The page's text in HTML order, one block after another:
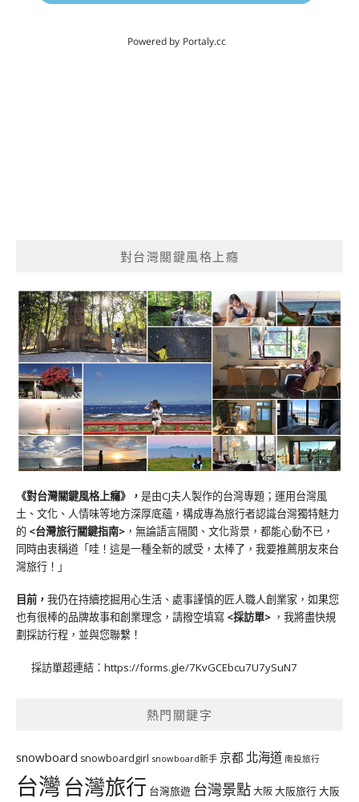
對台灣關鍵風格上癮
《對台灣關鍵風格上癮》 ， 是由CJ夫人製作的台灣專題；運用台灣風
土、文化、人情味等地方深厚底蘊，構成專為旅行者認識台灣獨特魅力
的 <台灣旅行關鍵指南> ，無論語言隔閡、文化背景，都能心動不已，
同時由衷稱道「哇！這是一種全新的感受，太棒了，我要推薦朋友來台
灣旅行！」
目前， 我仍在持續挖掘用心生活、處事謹慎的匠人職人創業家，如果您
也有很棒的品牌故事和創業理念，請撥空填寫 <採訪單> ，我將盡快規
劃採訪行程，並與您聯繫！
採訪單超連結： https://forms.gle/7KvGCEbcu7U7ySuN7
熱門關鍵字
snowboard snowboardgirl snowboard新手 京都 北海道 南投旅行
台灣台灣旅行 台灣旅遊 台灣景點大阪大阪旅行大阪